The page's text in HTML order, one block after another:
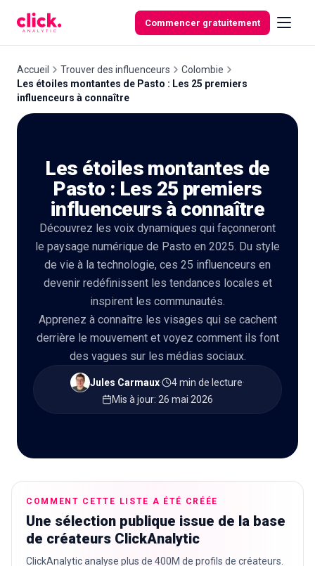
Commencer gratuitement
Fonctionnalités
gratuits
🇫🇷FR
Accueil Trouver des influenceurs
Colombie
Les étoiles montantes de Pasto : Les 25 premiers
influenceurs à connaître
Les étoiles montantes de
Pasto : Les 25 premiers
influenceurs à connaître
Découvrez les voix dynamiques qui façonneront
le paysage numérique de Pasto en 2025. Du style
de vie à la technologie, ces 25 influenceurs en
devenir redéfinissent les tendances locales et
inspirent les communautés.
Apprenez à connaître les visages qui se cachent
derrière le mouvement et voyez comment ils font
des vagues sur les médias sociaux.
Jules Carmaux· 4 min de lecture·
Mis à jour: 26 mai 2026
COMMENT CETTE LISTE A ÉTÉ CRÉÉE
Une sélection publique issue de la base
de créateurs ClickAnalytic
ClickAnalytic analyse plus de 400M de profils de créateurs.